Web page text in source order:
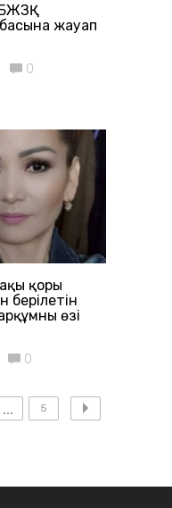
БЖЗҚ
жауап
0
қоры
берілетін
өзі
0
5